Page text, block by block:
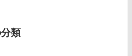
類